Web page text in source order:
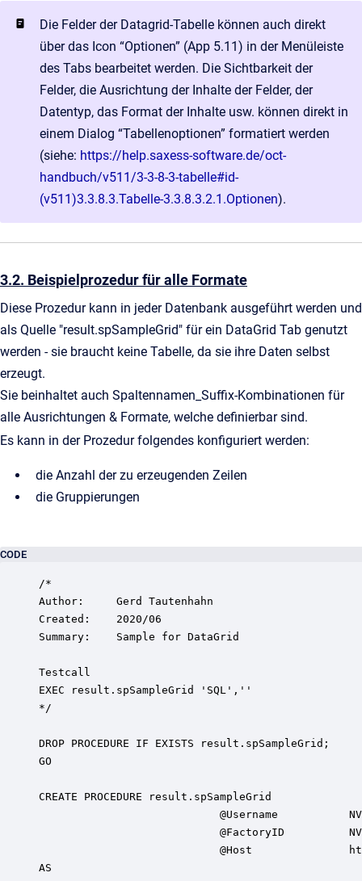
Die Felder der Datagrid-Tabelle können auch direkt
über das Icon “Optionen” (App 5.11) in der Menüleiste
des Tabs bearbeitet werden. Die Sichtbarkeit der
Felder, die Ausrichtung der Inhalte der Felder, der
Datentyp, das Format der Inhalte usw. können direkt in
einem Dialog “Tabellenoptionen” formatiert werden
(siehe: https://help.saxess-software.de/oct-
handbuch/v511/3-3-8-3-tabelle#id-
(v511)3.3.8.3.Tabelle-3.3.8.3.2.1.Optionen).
3.2. Beispielprozedur für alle Formate
Diese Prozedur kann in jeder Datenbank ausgeführt werden und
als Quelle "result.spSampleGrid" für ein DataGrid Tab genutzt
werden - sie braucht keine Tabelle, da sie ihre Daten selbst
erzeugt.
Sie beinhaltet auch Spaltennamen_Suffix-Kombinationen für
alle Ausrichtungen & Formate, welche definierbar sind.
Es kann in der Prozedur folgendes konfiguriert werden:
die Anzahl der zu erzeugenden Zeilen
die Gruppierungen
CODE
/*
Author:     Gerd Tautenhahn
Created:    2020/06
Summary:    Sample for DataGrid
Testcall
EXEC result.spSampleGrid 'SQL',''
*/
DROP PROCEDURE IF EXISTS result.spSampleGrid;
GO
CREATE PROCEDURE result.spSampleGrid
@Username
@FactoryID
@Host               https://
AS